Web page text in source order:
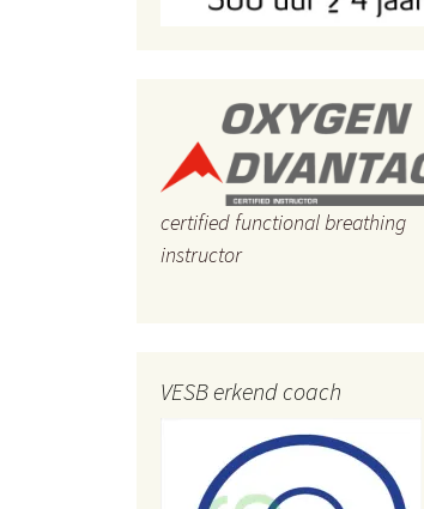
Hoe de gewrichten
soepel houden
Bewezen: meditatie
helpt tegen angst en
stress
Hoe ver je geraakt heeft
geen enkel belang
certified functional breathing
instructor
VESB erkend coach